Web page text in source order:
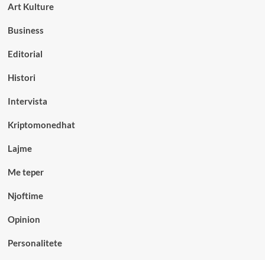
Art Kulture
Business
Editorial
Histori
Intervista
Kriptomonedhat
Lajme
Me teper
Njoftime
Opinion
Personalitete